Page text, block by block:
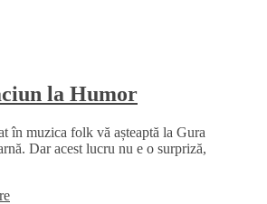
la Humor
în muzica folk vă așteaptă la Gura
Dar acest lucru nu e o surpriză,